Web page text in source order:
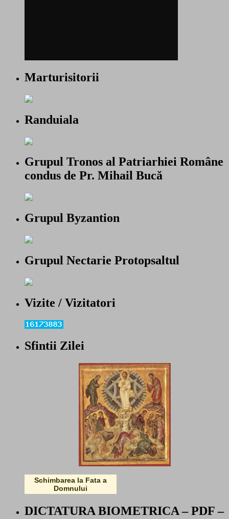
Marturisitorii
Randuiala
Grupul Tronos al Patriarhiei Române
condus de Pr. Mihail Bucă
Grupul Byzantion
Grupul Nectarie Protopsaltul
Vizite / Vizitatori
Sfintii Zilei
Schimbarea la Fata a
Domnului
DICTATURA BIOMETRICA – PDF –